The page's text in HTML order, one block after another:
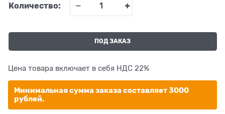
Количество:
ПОД ЗАКАЗ
Цена товара включает в себя НДС 22%
Минимальная сумма заказа составляет 3000
рублей.